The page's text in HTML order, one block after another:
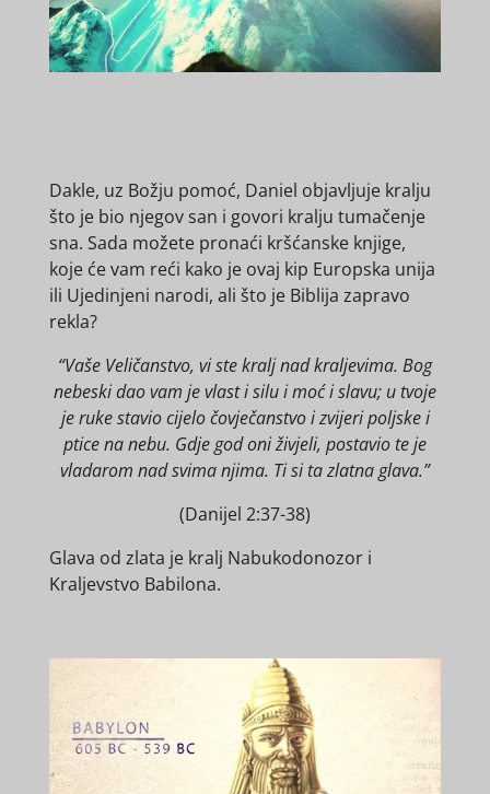
Dakle, uz Božju pomoć, Daniel objavljuje kralju
što je bio njegov san i govori kralju tumačenje
sna. Sada možete pronaći kršćanske knjige,
koje će vam reći kako je ovaj kip Europska unija
ili Ujedinjeni narodi, ali što je Biblija zapravo
rekla?
“Vaše Veličanstvo, vi ste kralj nad kraljevima. Bog
nebeski dao vam je vlast i silu i moć i slavu; u tvoje
je ruke stavio cijelo čovječanstvo i zvijeri poljske i
ptice na nebu. Gdje god oni živjeli, postavio te je
vladarom nad svima njima. Ti si ta zlatna glava.”
(Danijel 2:37-38)
Glava od zlata je kralj Nabukodonozor i
Kraljevstvo Babilona.